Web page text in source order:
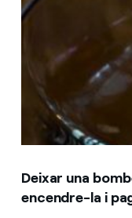
Deixar una
encendre-la i